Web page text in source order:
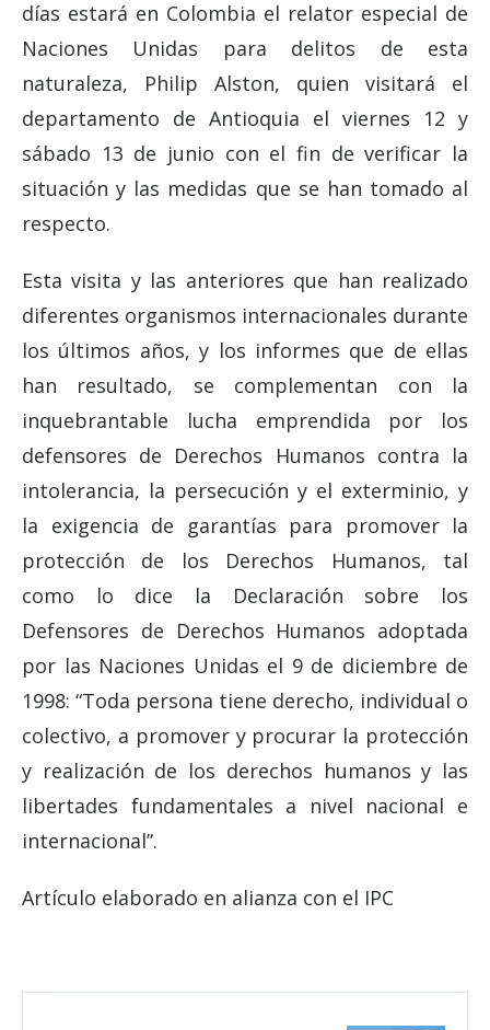
días estará en Colombia el relator especial de
Naciones Unidas para delitos de esta
naturaleza, Philip Alston, quien visitará el
departamento de Antioquia el viernes 12 y
sábado 13 de junio con el fin de verificar la
situación y las medidas que se han tomado al
respecto.
Esta visita y las anteriores que han realizado
diferentes organismos internacionales durante
los últimos años, y los informes que de ellas
han resultado, se complementan con la
inquebrantable lucha emprendida por los
defensores de Derechos Humanos contra la
intolerancia, la persecución y el exterminio, y
la exigencia de garantías para promover la
protección de los Derechos Humanos, tal
como lo dice la Declaración sobre los
Defensores de Derechos Humanos adoptada
por las Naciones Unidas el 9 de diciembre de
1998: “Toda persona tiene derecho, individual o
colectivo, a promover y procurar la protección
y realización de los derechos humanos y las
libertades fundamentales a nivel nacional e
internacional”.
Artículo elaborado en alianza con el IPC